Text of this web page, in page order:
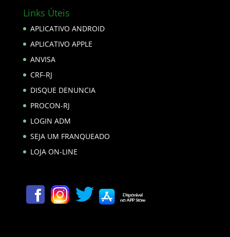
Links Úteis
APLICATIVO ANDROID
APLICATIVO APPLE
ANVISA
CRF-RJ
DISQUE DENUNCIA
PROCON-RJ
LOGIN ADM
SEJA UM FRANQUEADO
LOJA ON-LINE